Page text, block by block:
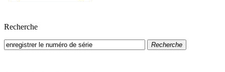
Recherche
Recherche